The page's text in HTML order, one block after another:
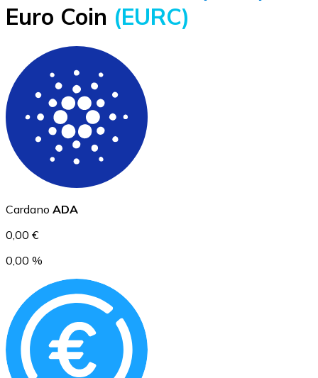
BTC
Ethereum
ETH
Euro Coin (EURC)
Cardano ADA
0,00 €
0,00 %